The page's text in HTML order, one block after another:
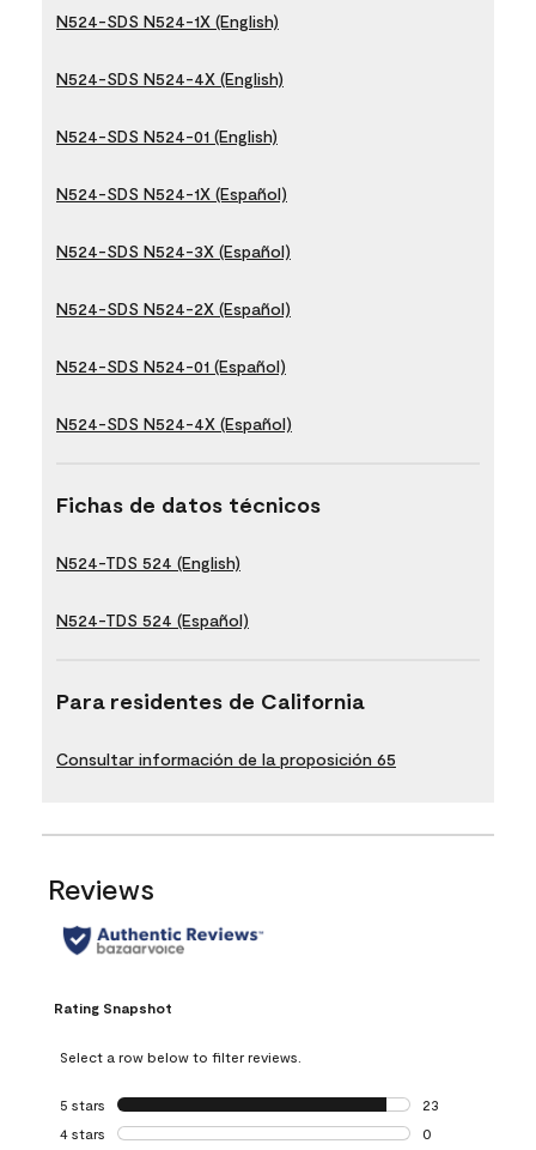
N524-SDS N524-1X (English)
N524-SDS N524-4X (English)
N524-SDS N524-01 (English)
N524-SDS N524-1X (Español)
N524-SDS N524-3X (Español)
N524-SDS N524-2X (Español)
N524-SDS N524-01 (Español)
N524-SDS N524-4X (Español)
Fichas de datos técnicos
N524-TDS 524 (English)
N524-TDS 524 (Español)
Para residentes de California
Consultar información de la proposición 65
Reviews
Rating Snapshot
Select a row below to filter reviews.
5 stars stars
23
23 reviews with
4 stars stars
0